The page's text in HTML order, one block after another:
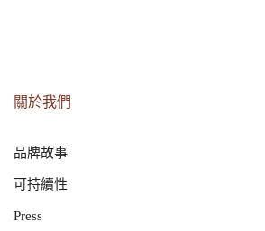
關於我們
品牌故事
可持續性
Press